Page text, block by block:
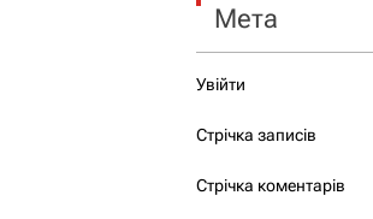
Мета
Увійти
Стрічка записів
Стрічка коментарів